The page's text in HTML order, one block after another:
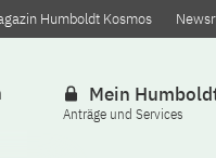
Humboldt Kosmos
Mein
Anträge und Services